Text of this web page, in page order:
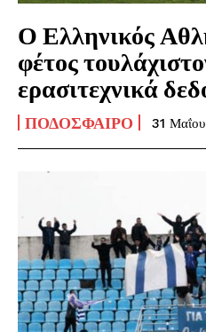
Ο Ελληνικός
φέτος
ερασιτεχνικά
ΠΟΔΌΣΦΑΙΡΟ 31